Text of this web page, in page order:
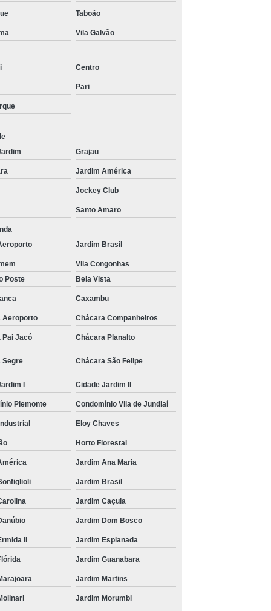
Taboão
Vila Galvão
Centro
Pari
Grajau
Jardim América
Jockey Club
Santo Amaro
Jardim Brasil
Vila Congonhas
Poste Bela Vista
Caxambu
Aeroporto Chácara Companheiros
Pai Jacó Chácara Planalto
Segre Chácara São Felipe
I Cidade Jardim II
Piemonte Condomínio Vila de Jundiaí
Eloy Chaves
Horto Florestal
Jardim Ana Maria
Jardim Brasil
Jardim Caçula
Jardim Dom Bosco
II Jardim Esplanada
Jardim Guanabara
Jardim Martins
Jardim Morumbi